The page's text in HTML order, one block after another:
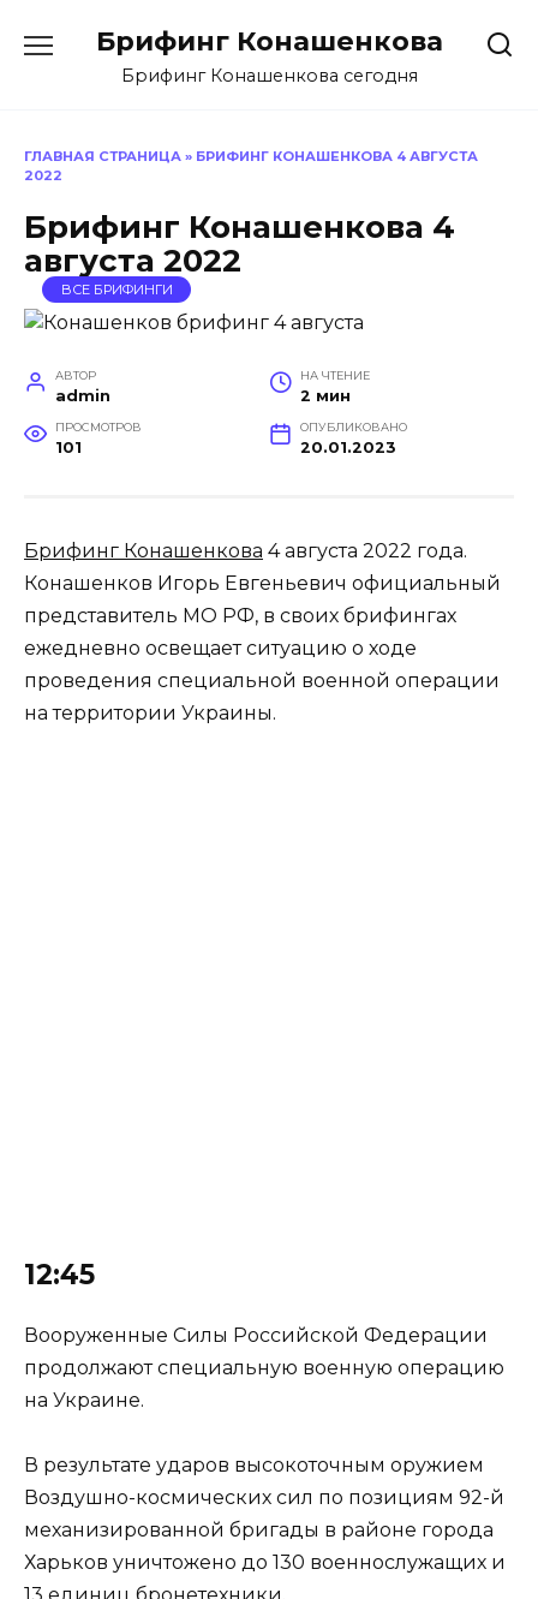
содержанию
Брифинг Конашенкова
Брифинг Конашенкова сегодня
ГЛАВНАЯ СТРАНИЦА » БРИФИНГ КОНАШЕНКОВА 4 АВГУСТА
2022
Брифинг Конашенкова 4
августа 2022
ВСЕ БРИФИНГИ
АВТОР
admin
НА ЧТЕНИЕ
2 мин
ПРОСМОТРОВ
101
ОПУБЛИКОВАНО
20.01.2023
Брифинг Конашенкова 4 августа 2022 года.
Конашенков Игорь Евгеньевич официальный
представитель МО РФ, в своих брифингах
ежедневно освещает ситуацию о ходе
проведения специальной военной операции
на территории Украины.
12:45
Вооруженные Силы Российской Федерации
продолжают специальную военную операцию
на Украине.
В результате ударов высокоточным оружием
Воздушно-космических сил по позициям 92-й
механизированной бригады в районе города
Харьков уничтожено до 130 военнослужащих и